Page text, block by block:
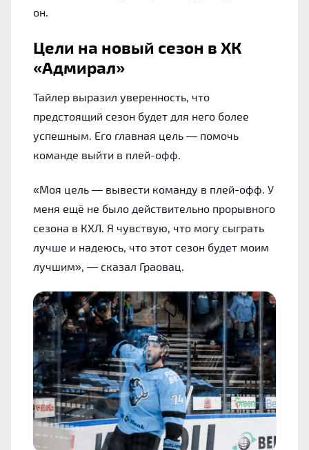
он.
Цели на новый сезон в ХК
«Адмирал»
Тайлер выразил уверенность, что
предстоящий сезон будет для него более
успешным. Его главная цель — помочь
команде выйти в плей-офф.
«Моя цель — вывести команду в плей-офф. У
меня ещё не было действительно прорывного
сезона в КХЛ. Я чувствую, что могу сыграть
лучше и надеюсь, что этот сезон будет моим
лучшим», — сказал Граовац.